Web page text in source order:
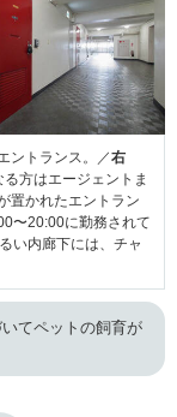
ントランス。／右
方はエージェントま
置かれたエントラン
〜20:00に勤務されて
い内廊下には、チャ
てペットの飼育が